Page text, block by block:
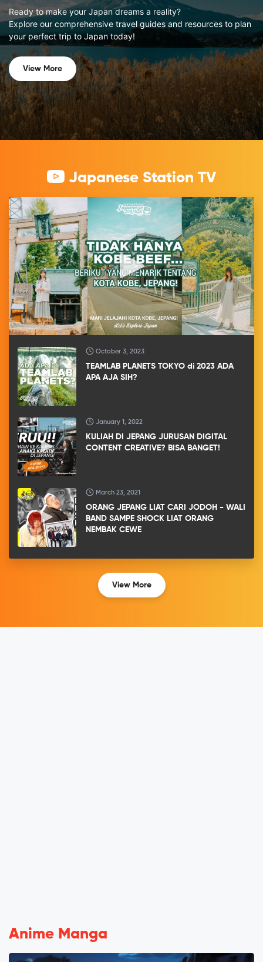
Ready to make your Japan dreams a reality?
Explore our comprehensive travel guides and resources to plan
your perfect trip to Japan today!
View More
Japanese Station TV
October 3, 2023
TEAMLAB PLANETS TOKYO di 2023 ADA
APA AJA SIH?
January 1, 2022
KULIAH DI JEPANG JURUSAN DIGITAL
CONTENT CREATIVE? BISA BANGET!
March 23, 2021
ORANG JEPANG LIAT CARI JODOH - WALI
BAND SAMPE SHOCK LIAT ORANG
NEMBAK CEWE
View More
Anime Manga